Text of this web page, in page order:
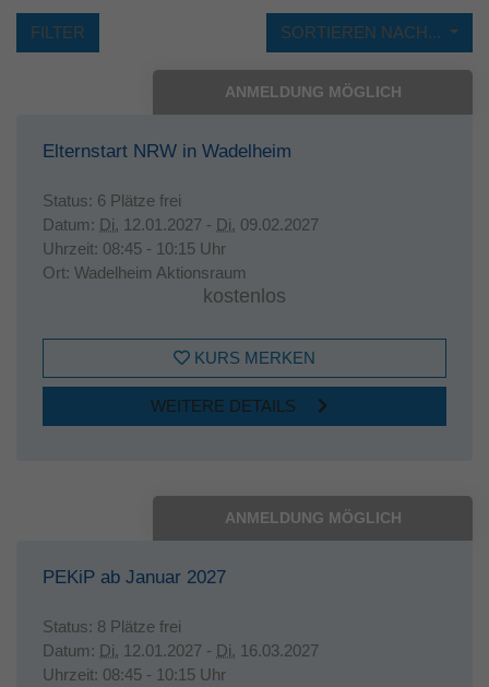
SORTIEREN NACH...
FILTER
ANMELDUNG MÖGLICH
Elternstart NRW in Wadelheim
Status: 6 Plätze frei
Datum: Di. 12.01.2027 - Di. 09.02.2027
Uhrzeit: 08:45 - 10:15 Uhr
Ort: Wadelheim Aktionsraum
kostenlos
KURS MERKEN
WEITERE DETAILS
ANMELDUNG MÖGLICH
PEKiP ab Januar 2027
Status: 8 Plätze frei
Datum: Di. 12.01.2027 - Di. 16.03.2027
Uhrzeit: 08:45 - 10:15 Uhr